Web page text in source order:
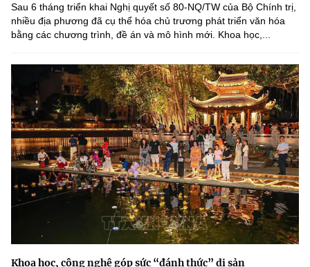
Sau 6 tháng triển khai Nghị quyết số 80-NQ/TW của Bộ Chính trị,
nhiều địa phương đã cụ thể hóa chủ trương phát triển văn hóa
bằng các chương trình, đề án và mô hình mới. Khoa học,...
Khoa học, công nghệ góp sức “đánh thức” di sản